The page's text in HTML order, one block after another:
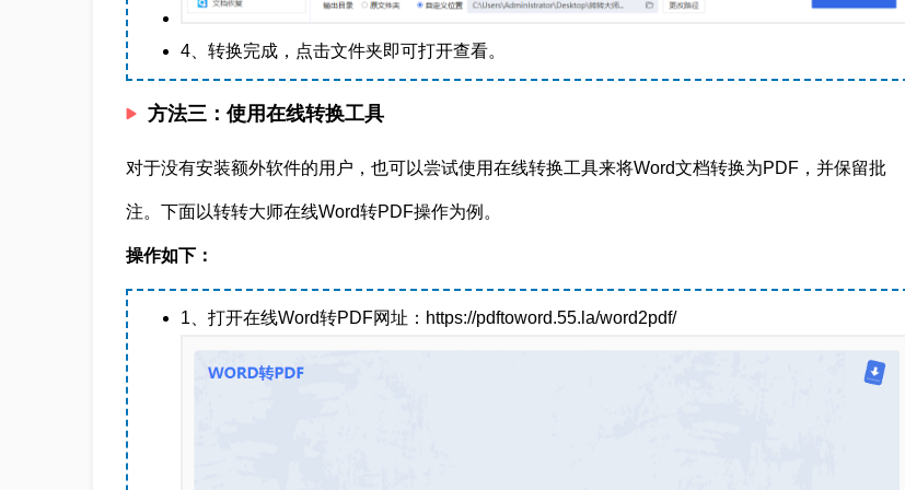
4、转换完成，点击文件夹即可打开查看。
方法三：使用在线转换工具
对于没有安装额外软件的用户，也可以尝试使用在线转换工具来将Word文档转换为PDF，并保留批
注。下面以转转大师在线Word转PDF操作为例。
操作如下：
1、打开在线Word转PDF网址：https://pdftoword.55.la/word2pdf/